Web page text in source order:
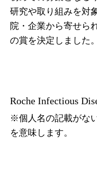
研究や取り組みを対
院・企業から寄せら
の賞を決定しました。
Roche Infectious
※個人名の記載がな
を意味します。